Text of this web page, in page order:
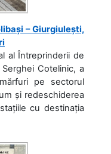
– Giurgiulești,
al Întreprinderii de
Serghei Cotelinic, a
pe sectorul
și redeschiderea
cu destinația